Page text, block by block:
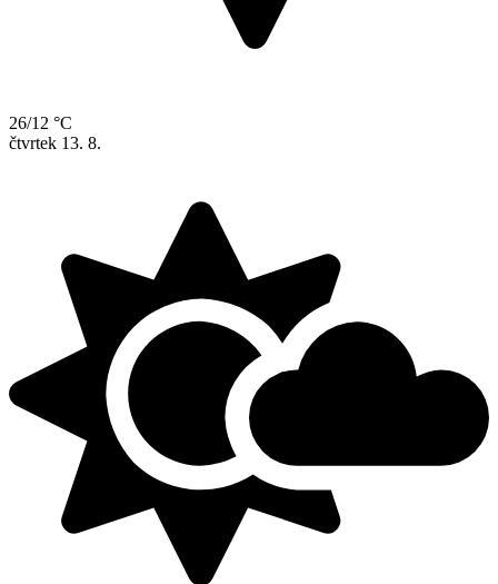
26/12 °C
čtvrtek 13. 8.